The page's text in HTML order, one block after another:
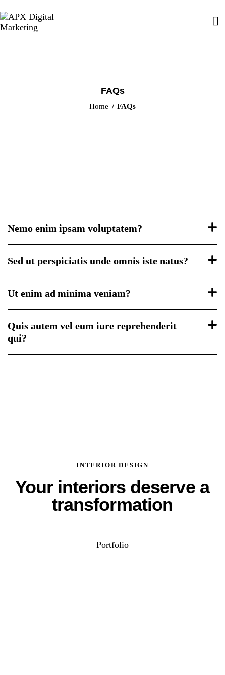
FAQs
Home FAQs
Nemo enim ipsam voluptatem?
Sed ut perspiciatis unde omnis iste natus?
Ut enim ad minima veniam?
Quis autem vel eum iure reprehenderit
qui?
INTERIOR DESIGN
Your interiors deserve a
transformation
Portfolio